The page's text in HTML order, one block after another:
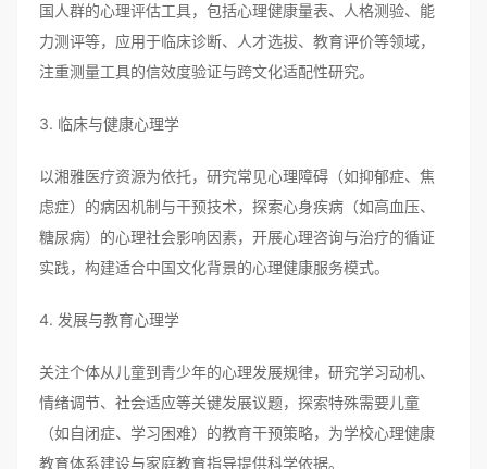
国人群的心理评估工具，包括心理健康量表、人格测验、能
力测评等，应用于临床诊断、人才选拔、教育评价等领域，
注重测量工具的信效度验证与跨文化适配性研究。
3. 临床与健康心理学
以湘雅医疗资源为依托，研究常见心理障碍（如抑郁症、焦
虑症）的病因机制与干预技术，探索心身疾病（如高血压、
糖尿病）的心理社会影响因素，开展心理咨询与治疗的循证
实践，构建适合中国文化背景的心理健康服务模式。
4. 发展与教育心理学
关注个体从儿童到青少年的心理发展规律，研究学习动机、
情绪调节、社会适应等关键发展议题，探索特殊需要儿童
（如自闭症、学习困难）的教育干预策略，为学校心理健康
教育体系建设与家庭教育指导提供科学依据。